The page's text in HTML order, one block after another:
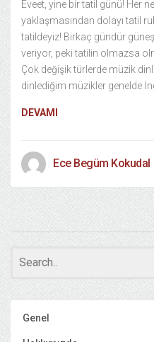
Eveet, yine bir tatil günü! Her
yaklaşmasından dolayı tatil
tatildeyiz! Birkaç gündür
veriyor, peki tatilin olmazsa
Çok değişik türlerde müzik
dinlediğim müzikler genelde
DEVAMI
Ece Begüm Kokudal
Genel